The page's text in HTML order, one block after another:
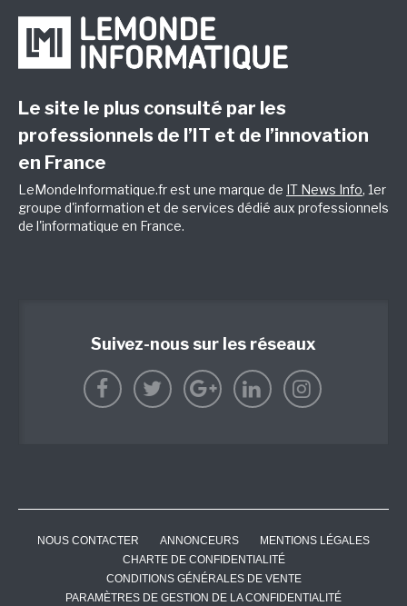
Le site le plus consulté par les
professionnels de l’IT et de l’innovation
en France
LeMondeInformatique.fr est une marque de IT News Info, 1er
groupe d'information et de services dédié aux professionnels
de l'informatique en France.
Suivez-nous sur les réseaux
NOUS CONTACTER ANNONCEURS
MENTIONS LÉGALES
CHARTE DE CONFIDENTIALITÉ
CONDITIONS GÉNÉRALES DE VENTE
PARAMÈTRES DE GESTION DE LA CONFIDENTIALITÉ